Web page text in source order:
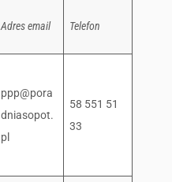
Adres email Telefon
ppp@pora
dniasopot.
pl
58 551 51
33